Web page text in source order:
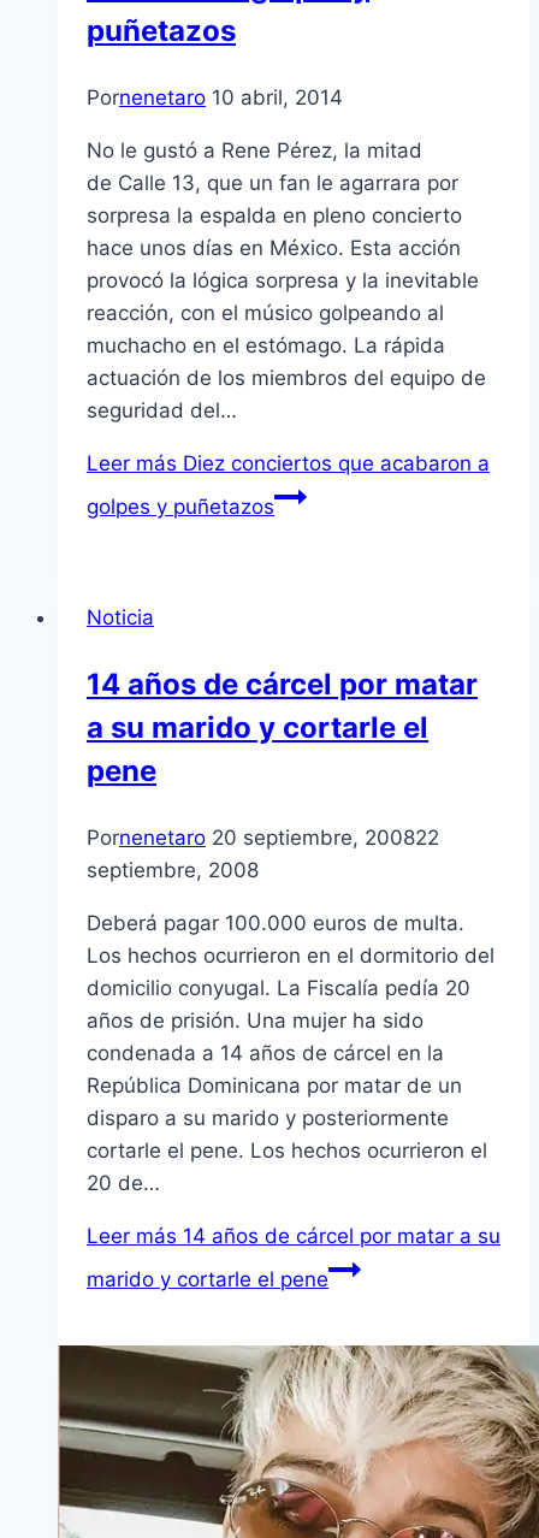
puñetazos
Pornenetaro 10 abril, 2014
No le gustó a Rene Pérez, la mitad
de Calle 13, que un fan le agarrara por
sorpresa la espalda en pleno concierto
hace unos días en México. Esta acción
provocó la lógica sorpresa y la inevitable
reacción, con el músico golpeando al
muchacho en el estómago. La rápida
actuación de los miembros del equipo de
seguridad del…
Leer más Diez conciertos que acabaron a
golpes y puñetazos
Noticia
14 años de cárcel por matar
a su marido y cortarle el
pene
Pornenetaro 20 septiembre, 200822
septiembre, 2008
Deberá pagar 100.000 euros de multa.
Los hechos ocurrieron en el dormitorio del
domicilio conyugal. La Fiscalí­a pedí­a 20
años de prisión. Una mujer ha sido
condenada a 14 años de cárcel en la
República Dominicana por matar de un
disparo a su marido y posteriormente
cortarle el pene. Los hechos ocurrieron el
20 de…
Leer más 14 años de cárcel por matar a su
marido y cortarle el pene